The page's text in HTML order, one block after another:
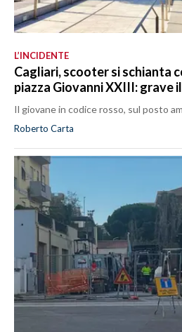
L’INCIDENTE
Cagliari, scooter si schianta
piazza Giovanni XXIII: grave
Il giovane in codice rosso, sul posto
Roberto Carta